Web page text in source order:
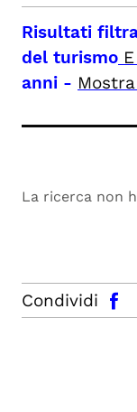
Risultati
del turismo E
anni -
La ricerca non
Condividi
facebook